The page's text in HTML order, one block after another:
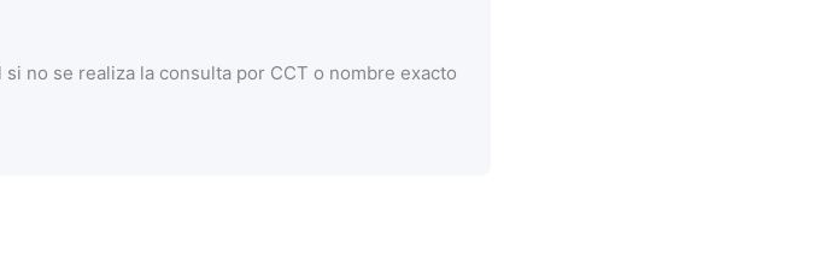
no se realiza la consulta por CCT o nombre exacto